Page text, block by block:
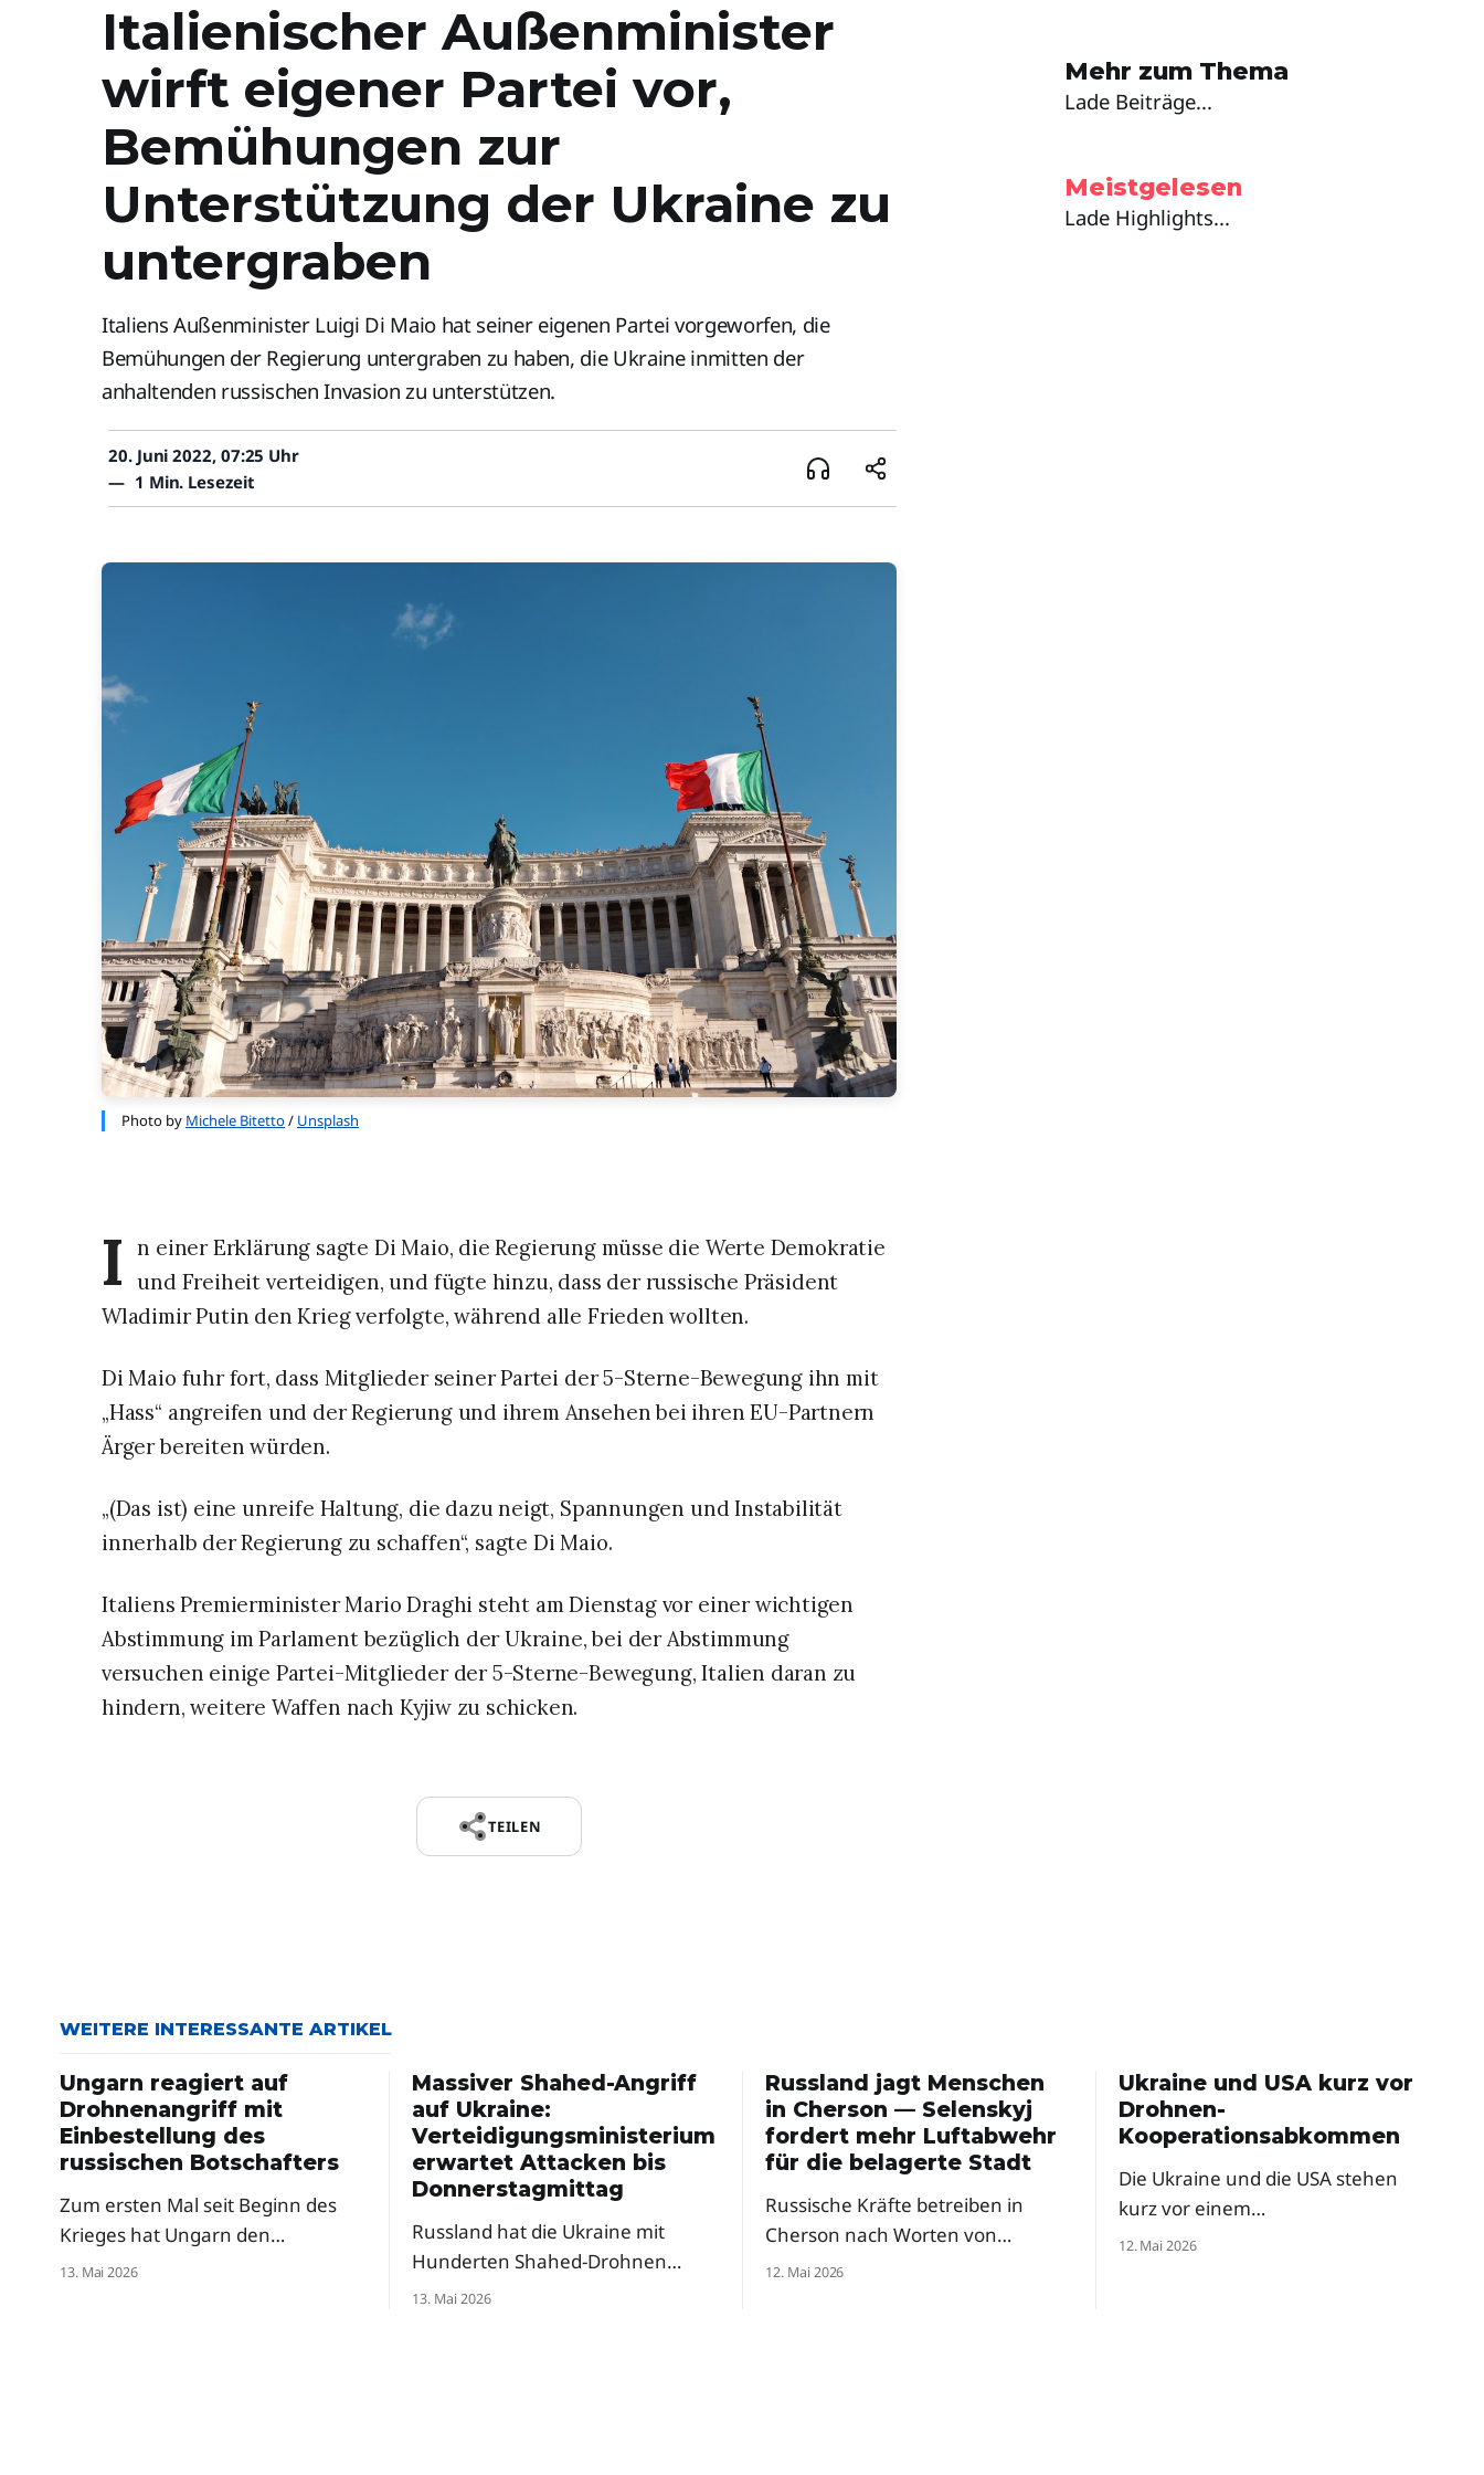
Mehr zum Thema
Lade Beiträge...
Meistgelesen
Lade Highlights...
Italienischer Außenminister
wirft eigener Partei vor,
Bemühungen zur
Unterstützung der Ukraine zu
untergraben
Italiens Außenminister Luigi Di Maio hat seiner eigenen Partei vorgeworfen, die
Bemühungen der Regierung untergraben zu haben, die Ukraine inmitten der
anhaltenden russischen Invasion zu unterstützen.
20. Juni 2022, 07:25 Uhr
— 1 Min. Lesezeit
Photo by Michele Bitetto/ Unsplash
I n einer Erklärung sagte Di Maio, die Regierung müsse die Werte Demokratie
und Freiheit verteidigen, und fügte hinzu, dass der russische Präsident
Wladimir Putin den Krieg verfolgte, während alle Frieden wollten.‌‌
Di Maio fuhr fort, dass Mitglieder seiner Partei der 5-Sterne-Bewegung ihn mit
„Hass“ angreifen und der Regierung und ihrem Ansehen bei ihren EU-Partnern
Ärger bereiten würden.‌‌
„(Das ist) eine unreife Haltung, die dazu neigt, Spannungen und Instabilität
innerhalb der Regierung zu schaffen“, sagte Di Maio.‌‌
Italiens Premierminister Mario Draghi steht am Dienstag vor einer wichtigen
Abstimmung im Parlament bezüglich der Ukraine, bei der Abstimmung
versuchen einige Partei-Mitglieder der 5-Sterne-Bewegung, Italien daran zu
hindern, weitere Waffen nach Kyjiw zu schicken.
TEILEN
WEITERE INTERESSANTE ARTIKEL
Ungarn reagiert auf
Drohnenangriff mit
Einbestellung des
russischen Botschafters
Zum ersten Mal seit Beginn des
Krieges hat Ungarn den
russischen Botschafter einbestellt
13. Mai 2026
Massiver Shahed-Angriff
auf Ukraine:
Verteidigungsministerium
erwartet Attacken bis
Donnerstagmittag
Russland hat die Ukraine mit
Hunderten Shahed-Drohnen
attackiert – und ein Ende ist nicht
13. Mai 2026
Russland jagt Menschen
in Cherson — Selenskyj
fordert mehr Luftabwehr
für die belagerte Stadt
Russische Kräfte betreiben in
Cherson nach Worten von
Präsident Selenskyj eine
12. Mai 2026
Ukraine und USA kurz vor
Drohnen-
Kooperationsabkommen
Die Ukraine und die USA stehen
kurz vor einem
Rüstungsabkommen zur
12. Mai 2026